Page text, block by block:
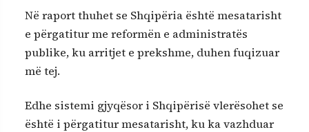
Në raport thuhet se Shqipëria është mesatarisht
e përgatitur me reformën e administratës
publike, ku arritjet e prekshme, duhen fuqizuar
më tej.
Edhe sistemi gjyqësor i Shqipërisë vlerësohet se
është i përgatitur mesatarisht, ku ka vazhduar